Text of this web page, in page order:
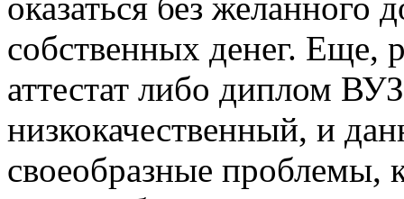
собственных денег. Еще,
аттестат либо диплом
низкокачественный, и
своеобразные проблемы,